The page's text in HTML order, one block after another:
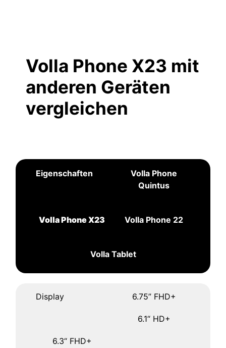
Volla Phone X23 mit
anderen Geräten
vergleichen
Eigenschaften
Volla Phone
Quintus
Volla Phone X23 Volla Phone 22
Volla Tablet
Display 6.75” FHD+
6.1“ HD+
6.3“ FHD+